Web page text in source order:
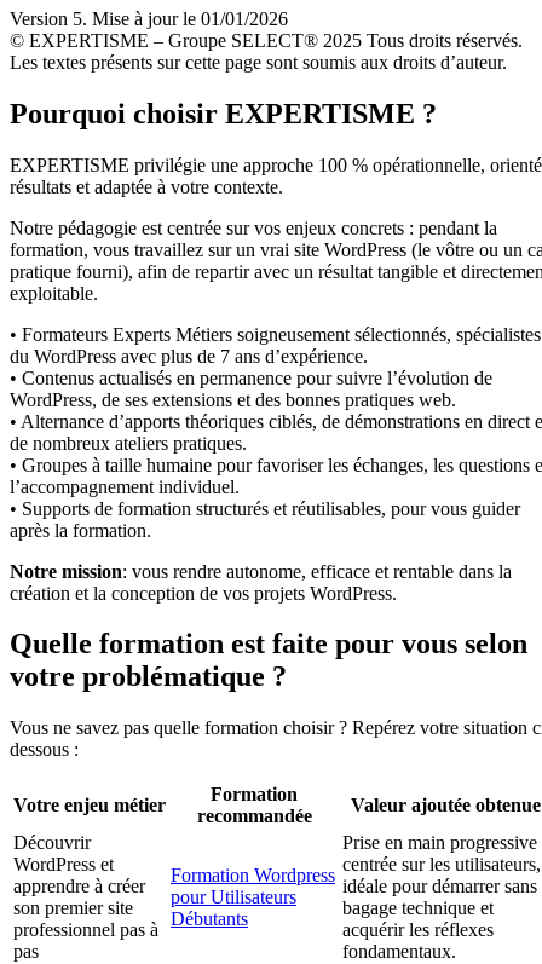
Version 5. Mise à jour le 01/01/2026
© EXPERTISME – Groupe SELECT® 2025 Tous droits réservés.
Les textes présents sur cette page sont soumis aux droits d’auteur.
Pourquoi choisir EXPERTISME ?
EXPERTISME privilégie une approche 100 % opérationnelle,
résultats et adaptée à votre contexte.
Notre pédagogie est centrée sur vos enjeux concrets : pendant la
formation, vous travaillez sur un vrai site WordPress (le vôtre ou un
pratique fourni), afin de repartir avec un résultat tangible et
exploitable.
• Formateurs Experts Métiers soigneusement sélectionnés, spécialistes
du WordPress avec plus de 7 ans d’expérience.
• Contenus actualisés en permanence pour suivre l’évolution de
WordPress, de ses extensions et des bonnes pratiques web.
• Alternance d’apports théoriques ciblés, de démonstrations en direct
de nombreux ateliers pratiques.
• Groupes à taille humaine pour favoriser les échanges, les questions
l’accompagnement individuel.
• Supports de formation structurés et réutilisables, pour vous guider
après la formation.
Notre mission: vous rendre autonome, efficace et rentable dans la
création et la conception de vos projets WordPress.
Quelle formation est faite pour vous selon
votre problématique ?
Vous ne savez pas quelle formation choisir ? Repérez votre situation
dessous :
Votre enjeu métier
Formation
recommandée
Valeur ajoutée obtenue
Découvrir
WordPress et
apprendre à créer
son premier site
professionnel pas à
pas
Formation Wordpress
pour Utilisateurs
Débutants
Prise en main progressive
centrée sur les utilisateurs,
idéale pour démarrer sans
bagage technique et
acquérir les réflexes
fondamentaux.